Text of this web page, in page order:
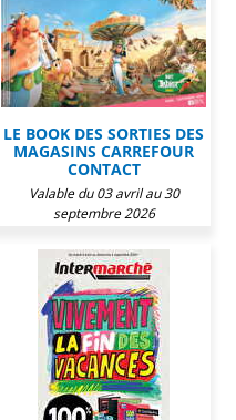
LE BOOK DES SORTIES DES
MAGASINS CARREFOUR
CONTACT
Valable du 03 avril au 30
septembre 2026